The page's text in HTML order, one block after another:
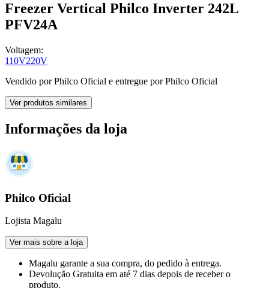
Freezer Vertical Philco Inverter 242L
PFV24A
Voltagem:
110V220V
Vendido porPhilco Oficial e entregue por Philco Oficial
Ver produtos similares
Informações da loja
Philco Oficial
Lojista Magalu
Ver mais sobre a loja
Magalu garante a sua compra, do pedido à entrega.
Devolução Gratuita em até 7 dias depois de receber o
produto.